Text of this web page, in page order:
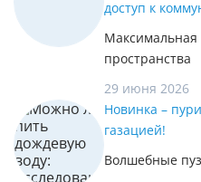
доступ к
пространства
29 июня 2026
Новинка –
газацией!
Волшебные